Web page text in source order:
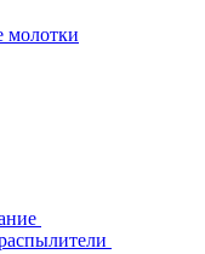
молотки